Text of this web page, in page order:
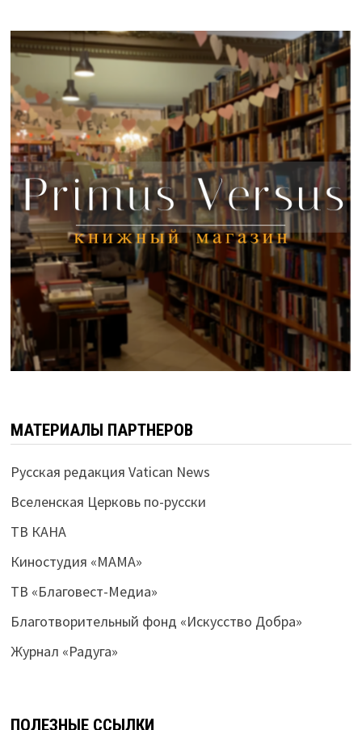
МАТЕРИАЛЫ ПАРТНЕРОВ
Русская редакция Vatican News
Вселенская Церковь по-русски
ТВ КАНА
Киностудия «МАМА»
ТВ «Благовест-Медиа»
Благотворительный фонд «Искусство Добра»
Журнал «Радуга»
ПОЛЕЗНЫЕ ССЫЛКИ